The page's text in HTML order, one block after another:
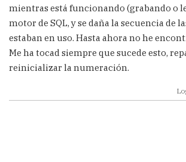
mientras está funcionando (grabando o
motor de SQL, y se daña la secuencia de
estaban en uso. Hasta ahora no he
Me ha tocad siempre que sucede esto,
reinicializar la numeración.